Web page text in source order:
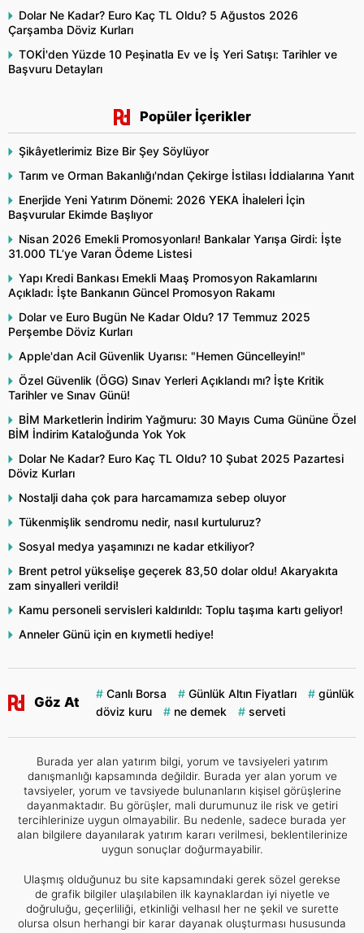
Dolar Ne Kadar? Euro Kaç TL Oldu? 5 Ağustos 2026
Çarşamba Döviz Kurları
TOKİ'den Yüzde 10 Peşinatla Ev ve İş Yeri Satışı: Tarihler ve
Başvuru Detayları
Popüler İçerikler
Şikâyetlerimiz Bize Bir Şey Söylüyor
Tarım ve Orman Bakanlığı'ndan Çekirge İstilası İddialarına Yanıt
Enerjide Yeni Yatırım Dönemi: 2026 YEKA İhaleleri İçin
Başvurular Ekimde Başlıyor
Nisan 2026 Emekli Promosyonları! Bankalar Yarışa Girdi: İşte
31.000 TL’ye Varan Ödeme Listesi
Yapı Kredi Bankası Emekli Maaş Promosyon Rakamlarını
Açıkladı: İşte Bankanın Güncel Promosyon Rakamı
Dolar ve Euro Bugün Ne Kadar Oldu? 17 Temmuz 2025
Perşembe Döviz Kurları
Apple'dan Acil Güvenlik Uyarısı: "Hemen Güncelleyin!"
Özel Güvenlik (ÖGG) Sınav Yerleri Açıklandı mı? İşte Kritik
Tarihler ve Sınav Günü!
BİM Marketlerin İndirim Yağmuru: 30 Mayıs Cuma Gününe Özel
BİM İndirim Kataloğunda Yok Yok
Dolar Ne Kadar? Euro Kaç TL Oldu? 10 Şubat 2025 Pazartesi
Döviz Kurları
Nostalji daha çok para harcamamıza sebep oluyor
Tükenmişlik sendromu nedir, nasıl kurtuluruz?
Sosyal medya yaşamınızı ne kadar etkiliyor?
Brent petrol yükselişe geçerek 83,50 dolar oldu! Akaryakıta
zam sinyalleri verildi!
Kamu personeli servisleri kaldırıldı: Toplu taşıma kartı geliyor!
Anneler Günü için en kıymetli hediye!
Göz At
Canlı Borsa Günlük Altın Fiyatları
günlük
döviz kuru
ne demek serveti
Burada yer alan yatırım bilgi, yorum ve tavsiyeleri yatırım
danışmanlığı kapsamında değildir. Burada yer alan yorum ve
tavsiyeler, yorum ve tavsiyede bulunanların kişisel görüşlerine
dayanmaktadır. Bu görüşler, mali durumunuz ile risk ve getiri
tercihlerinize uygun olmayabilir. Bu nedenle, sadece burada yer
alan bilgilere dayanılarak yatırım kararı verilmesi, beklentilerinize
uygun sonuçlar doğurmayabilir.
Ulaşmış olduğunuz bu site kapsamındaki gerek sözel gerekse
de grafik bilgiler ulaşılabilen ilk kaynaklardan iyi niyetle ve
doğruluğu, geçerliliği, etkinliği velhasıl her ne şekil ve surette
olursa olsun herhangi bir karar dayanak oluşturması hususunda